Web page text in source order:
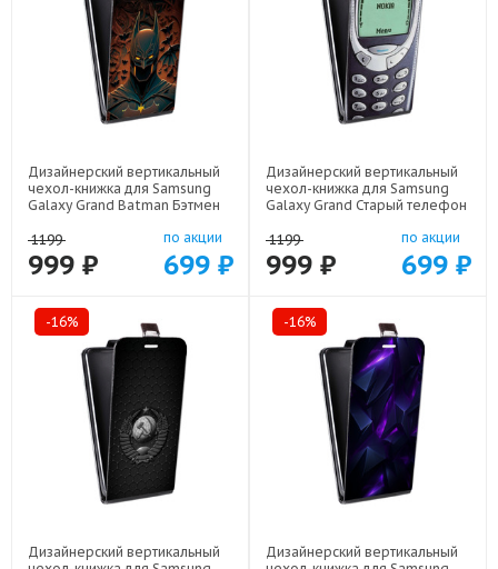
Дизайнерский вертикальный
чехол-книжка для Samsung
Galaxy Grand Batman Бэтмен
1199
999 ₽
по акции
699 ₽
Дизайнерский вертикальный
чехол-книжка для Samsung
Galaxy Grand Старый телефон
1199
999 ₽
по акции
699 ₽
-16%
Дизайнерский вертикальный
-16%
Дизайнерский вертикальный